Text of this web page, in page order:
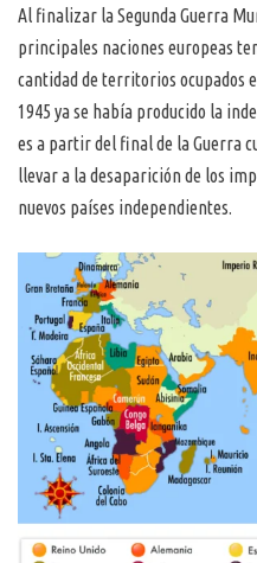
Al finalizar la Segunda Guerra
principales naciones europeas
cantidad de territorios ocupados
1945 ya se había producido la
es a partir del final de la Guerra
llevar a la desaparición de los
nuevos países independientes.